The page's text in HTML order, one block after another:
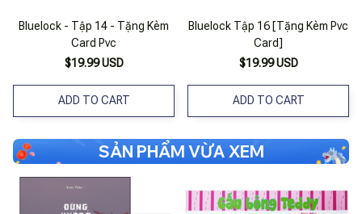
Bluelock - Tập 14 - Tặng Kèm
Card Pvc
$19.99 USD
ADD TO CART
Bluelock Tập 16 [Tặng Kèm Pvc
Card]
$19.99 USD
ADD TO CART
SẢN PHẨM VỪA XEM